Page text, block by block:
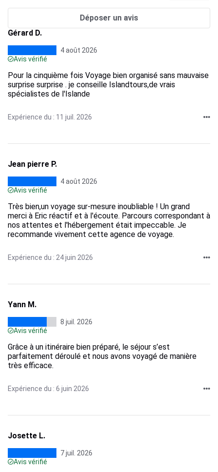
Déposer un avis
Gérard D.
4 août 2026
Avis vérifié
Pour la cinquième fois Voyage bien organisé sans mauvaise
surprise surprise . je conseille Islandtours,de vrais
spécialistes de l'Islande
Expérience du : 11 juil. 2026
Jean pierre P.
4 août 2026
Avis vérifié
Très bien,un voyage sur-mesure inoubliable ! Un grand
merci à Eric réactif et à l'écoute. Parcours correspondant à
nos attentes et l'hébergement était impeccable. Je
recommande vivement cette agence de voyage.
Expérience du : 24 juin 2026
Yann M.
8 juil. 2026
Avis vérifié
Grâce à un itinéraire bien préparé, le séjour s’est
parfaitement déroulé et nous avons voyagé de manière
très efficace.
Expérience du : 6 juin 2026
Josette L.
7 juil. 2026
Avis vérifié